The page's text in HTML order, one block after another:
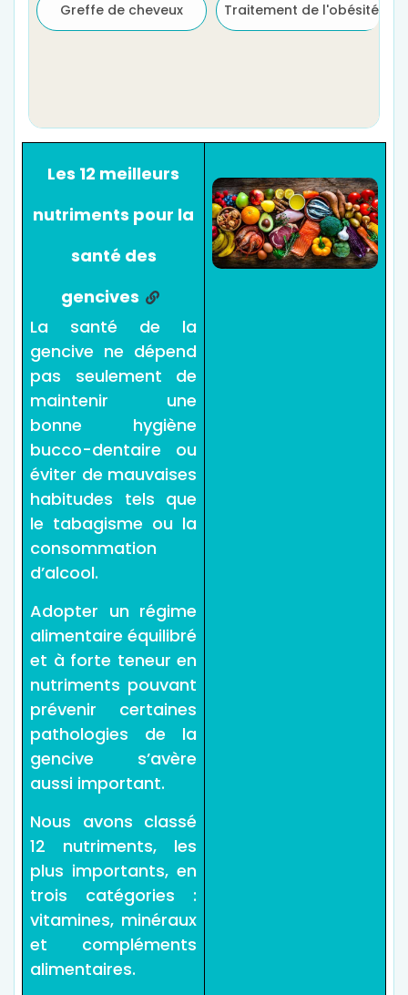
Greffe de cheveux Traitement de l'obésité
Les 12 meilleurs
nutriments pour la
santé des
gencives
La santé de la
gencive ne dépend
pas seulement de
maintenir une
bonne hygiène
bucco-dentaire ou
éviter de mauvaises
habitudes tels que
le tabagisme ou la
consommation
d’alcool.
Adopter un régime
alimentaire équilibré
et à forte teneur en
nutriments pouvant
prévenir certaines
pathologies de la
gencive s’avère
aussi important.
Nous avons classé
12 nutriments, les
plus importants, en
trois catégories :
vitamines, minéraux
et compléments
alimentaires.